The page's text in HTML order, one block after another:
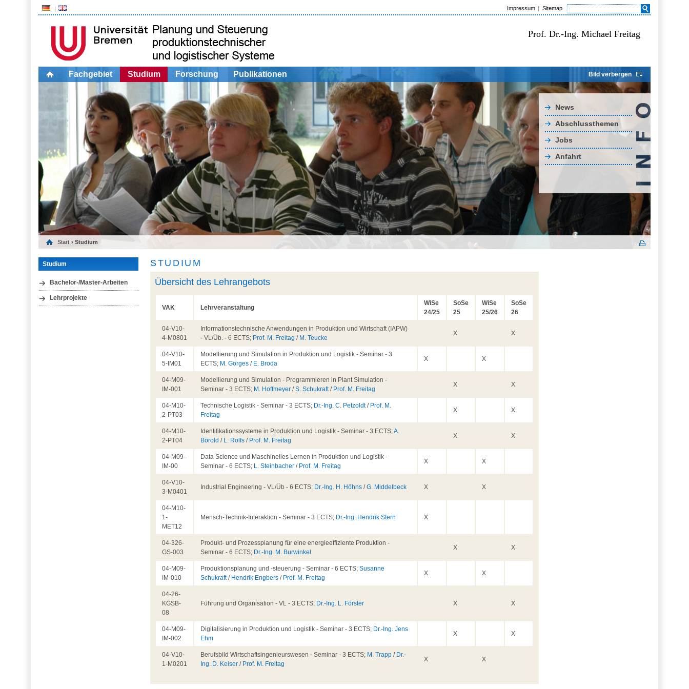
Impressum Sitemap
Prof. Dr.-Ing. Michael Freitag
Fachgebiet Studium Forschung Publikationen Bild verbergen
News
Abschlussthemen
Jobs
Anfahrt
Start › Studium
Studium
Bachelor-/Master-Arbeiten
Lehrprojekte
STUDIUM
Übersicht des Lehrangebots
VAK Lehrveranstaltung
WiSe
24/25
SoSe
25
WiSe
25/26
SoSe
26
04-V10-
4-M0801
Informationstechnische Anwendungen in Produktion und Wirtschaft (IAPW)
- VL/Üb. - 6 ECTS; Prof. M. Freitag / M. Teucke
X X
04-V10-
5-IM01
Modellierung und Simulation in Produktion und Logistik - Seminar - 3
ECTS; M. Görges / E. Broda
X X
04-M09-
IM-001
Modellierung und Simulation - Programmieren in Plant Simulation -
Seminar - 3 ECTS; M. Hoffmeyer /S. Schukraft/ Prof. M. Freitag
X X
04-M10-
2-PT03
Technische Logistik - Seminar - 3 ECTS; Dr.-Ing. C. Petzoldt/ Prof. M.
Freitag
X X
04-M10-
2-PT04
Identifikationssysteme in Produktion und Logistik - Seminar - 3 ECTS;A.
Börold / L. Rolfs / Prof. M. Freitag
X X
04-M09-
IM-00
Data Science und Maschinelles Lernen in Produktion und Logistik -
Seminar - 6 ECTS; L. Steinbacher / Prof. M. Freitag
X X
04-V10-
3-M0401
Industrial Engineering - VL/Üb - 6 ECTS; Dr.-Ing. H. Höhns /G. Middelbeck X X
04-M10-
1-
MET12
Mensch-Technik-Interaktion - Seminar - 3 ECTS; Dr.-Ing. Hendrik Stern X
04-326-
GS-003
Produkt- und Prozessplanung für eine energieeffiziente Produktion -
Seminar - 6 ECTS; Dr.-Ing. M. Burwinkel
X X
04-M09-
IM-010
Produktionsplanung und -steuerung - Seminar - 6 ECTS;Susanne
Schukraft/ Hendrik Engbers / Prof. M. Freitag
X X
04-26-
KGSB-
08
Führung und Organisation - VL - 3 ECTS; Dr.-Ing. L. Förster X X
04-M09-
IM-002
Digitalisierung in Produktion und Logistik - Seminar - 3 ECTS; Dr.-Ing. Jens
Ehm
X X
04-V10-
1-M0201
Berufsbild Wirtschaftsingenieurswesen - Seminar - 3 ECTS; M. Trapp / Dr.-
Ing. D. Keiser / Prof. M. Freitag
X X